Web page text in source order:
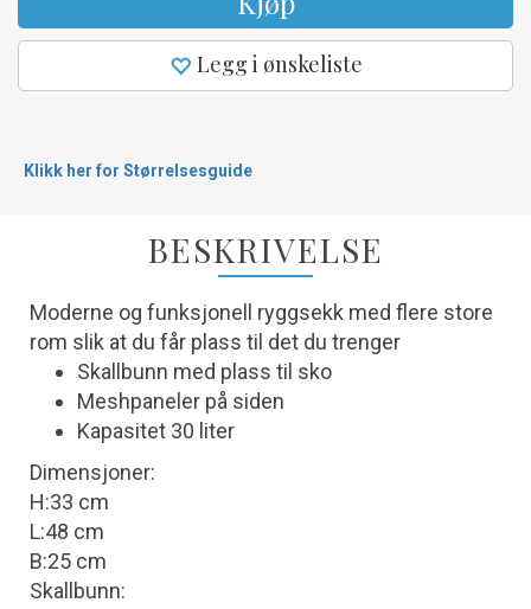
Legg i ønskeliste
Klikk her for Størrelsesguide
BESKRIVELSE
Moderne og funksjonell ryggsekk med flere store
rom slik at du får plass til det du trenger
Skallbunn med plass til sko
Meshpaneler på siden
Kapasitet 30 liter
Dimensjoner:
H:33 cm
L:48 cm
B:25 cm
Skallbunn: